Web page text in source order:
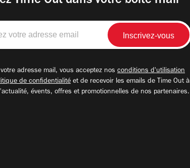
adresse mail, vous acceptez nos conditions d'utilisation
de confidentialité et de recevoir les emails de Time Out à
évents, offres et promotionnelles de nos partenaires.